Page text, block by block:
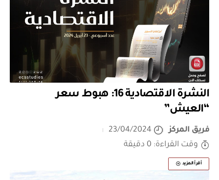
النشرة الاقتصادية 16: هبوط سعر
“العيش”
فريق المركز
23/04/2024
وقت القراءة: 0 دقيقة
أقرأ المزيد